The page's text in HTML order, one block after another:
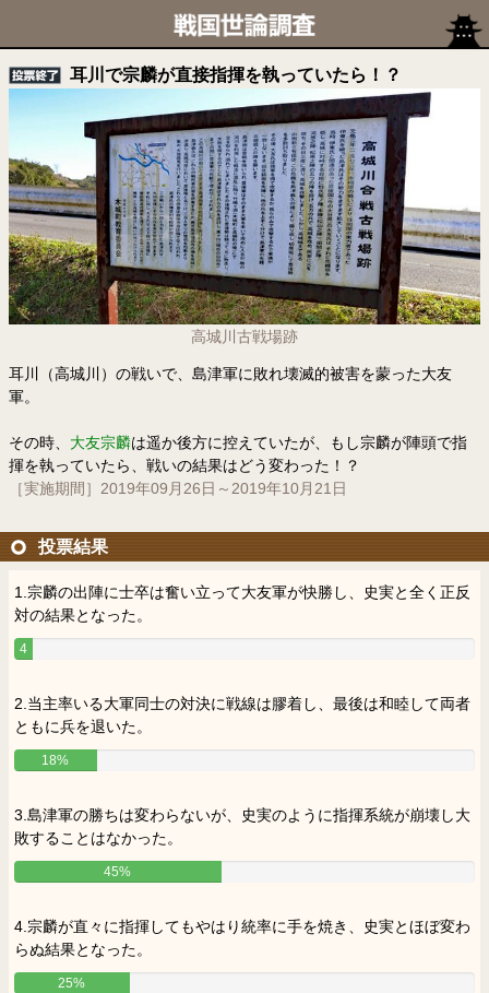
耳川で宗麟が直接指揮を執っていたら！？
高城川古戦場跡
耳川（高城川）の戦いで、島津軍に敗れ壊滅的被害を蒙った大友
軍。
その時、 大友宗麟は遥か後方に控えていたが、もし宗麟が陣頭で指
揮を執っていたら、戦いの結果はどう変わった！？
［実施期間］2019年09月26日～2019年10月21日
投票結果
1.宗麟の出陣に士卒は奮い立って大友軍が快勝し、史実と全く正反
対の結果となった。
4
2.当主率いる大軍同士の対決に戦線は膠着し、最後は和睦して両者
ともに兵を退いた。
18%
3.島津軍の勝ちは変わらないが、史実のように指揮系統が崩壊し大
敗することはなかった。
45%
4.宗麟が直々に指揮してもやはり統率に手を焼き、史実とほぼ変わ
らぬ結果となった。
25%